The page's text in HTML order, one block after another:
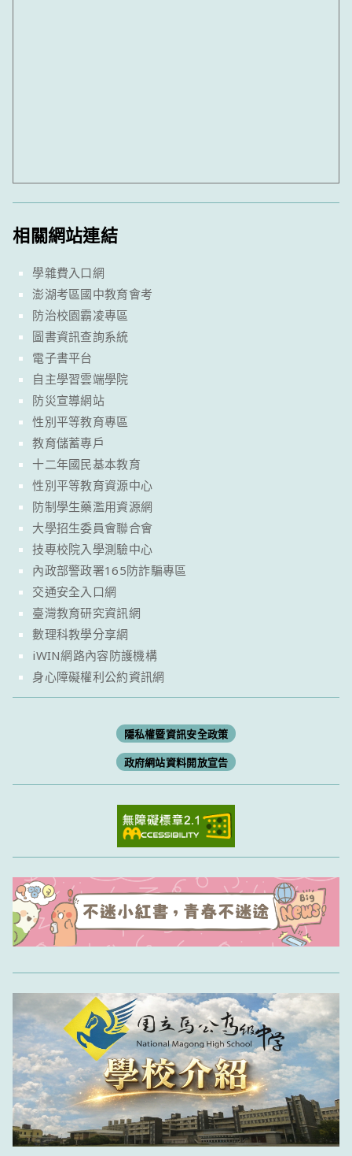
相關網站連結
學雜費入口網
澎湖考區國中教育會考
防治校園霸凌專區
圖書資訊查詢系統
電子書平台
自主學習雲端學院
防災宣導網站
性別平等教育專區
教育儲蓄專戶
十二年國民基本教育
性別平等教育資源中心
防制學生藥濫用資源網
大學招生委員會聯合會
技專校院入學測驗中心
內政部警政署165防詐騙專區
交通安全入口網
臺灣教育研究資訊網
數理科教學分享網
iWIN網路內容防護機構
身心障礙權利公約資訊網
隱私權暨資訊安全政策
政府網站資料開放宣告